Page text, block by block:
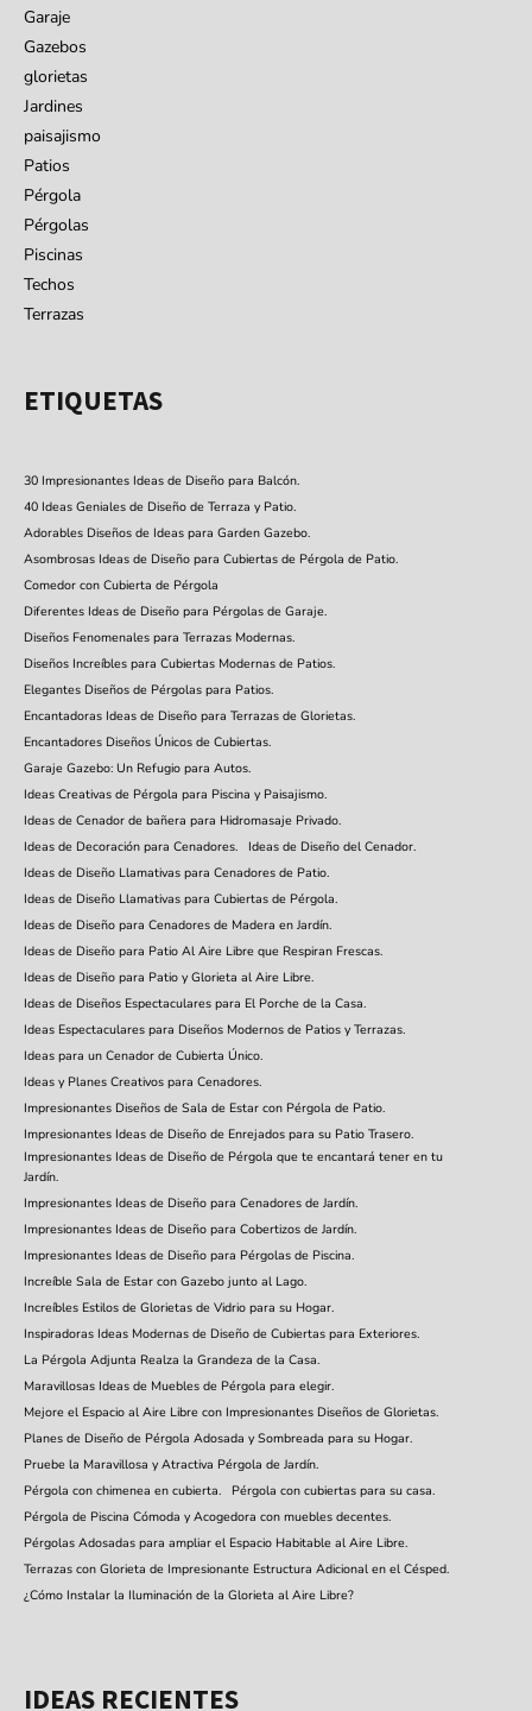
Garaje
Gazebos
glorietas
Jardines
paisajismo
Patios
Pérgola
Pérgolas
Piscinas
Techos
Terrazas
ETIQUETAS
30 Impresionantes Ideas de Diseño para Balcón.
40 Ideas Geniales de Diseño de Terraza y Patio.
Adorables Diseños de Ideas para Garden Gazebo.
Asombrosas Ideas de Diseño para Cubiertas de Pérgola de Patio.
Comedor con Cubierta de Pérgola
Diferentes Ideas de Diseño para Pérgolas de Garaje.
Diseños Fenomenales para Terrazas Modernas.
Diseños Increíbles para Cubiertas Modernas de Patios.
Elegantes Diseños de Pérgolas para Patios.
Encantadoras Ideas de Diseño para Terrazas de Glorietas.
Encantadores Diseños Únicos de Cubiertas.
Garaje Gazebo: Un Refugio para Autos.
Ideas Creativas de Pérgola para Piscina y Paisajismo.
Ideas de Cenador de bañera para Hidromasaje Privado.
Ideas de Decoración para Cenadores.
Ideas de Diseño del Cenador.
Ideas de Diseño Llamativas para Cenadores de Patio.
Ideas de Diseño Llamativas para Cubiertas de Pérgola.
Ideas de Diseño para Cenadores de Madera en Jardín.
Ideas de Diseño para Patio Al Aire Libre que Respiran Frescas.
Ideas de Diseño para Patio y Glorieta al Aire Libre.
Ideas de Diseños Espectaculares para El Porche de la Casa.
Ideas Espectaculares para Diseños Modernos de Patios y Terrazas.
Ideas para un Cenador de Cubierta Único.
Ideas y Planes Creativos para Cenadores.
Impresionantes Diseños de Sala de Estar con Pérgola de Patio.
Impresionantes Ideas de Diseño de Enrejados para su Patio Trasero.
Impresionantes Ideas de Diseño de Pérgola que te encantará tener en tu
Jardín.
Impresionantes Ideas de Diseño para Cenadores de Jardín.
Impresionantes Ideas de Diseño para Cobertizos de Jardín.
Impresionantes Ideas de Diseño para Pérgolas de Piscina.
Increíble Sala de Estar con Gazebo junto al Lago.
Increíbles Estilos de Glorietas de Vidrio para su Hogar.
Inspiradoras Ideas Modernas de Diseño de Cubiertas para Exteriores.
La Pérgola Adjunta Realza la Grandeza de la Casa.
Maravillosas Ideas de Muebles de Pérgola para elegir.
Mejore el Espacio al Aire Libre con Impresionantes Diseños de Glorietas.
Planes de Diseño de Pérgola Adosada y Sombreada para su Hogar.
Pruebe la Maravillosa y Atractiva Pérgola de Jardín.
Pérgola con chimenea en cubierta.
Pérgola con cubiertas para su casa.
Pérgola de Piscina Cómoda y Acogedora con muebles decentes.
Pérgolas Adosadas para ampliar el Espacio Habitable al Aire Libre.
Terrazas con Glorieta de Impresionante Estructura Adicional en el Césped.
¿Cómo Instalar la Iluminación de la Glorieta al Aire Libre?
IDEAS RECIENTES